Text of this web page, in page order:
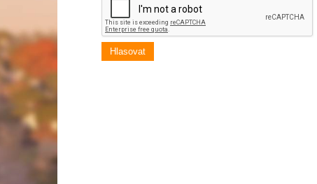
Hlasovat